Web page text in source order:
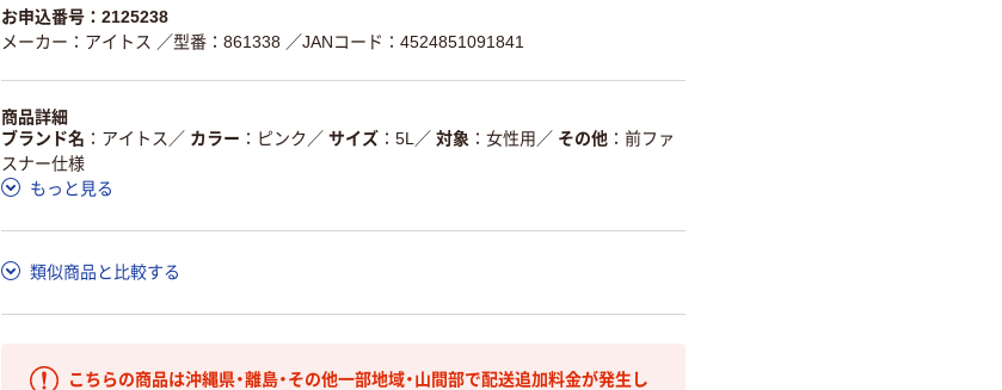
お申込番号：2125238
メーカー：アイトス ／型番：861338 ／JANコード：4524851091841
商品詳細
ブランド名
アイトス ／ カラー ピンク ／ サイズ 5L ／ 対象 女性用 ／ その他
前ファ
スナー仕様
もっと見る
類似商品と比較する
こちらの商品は沖縄県・離島・その他一部地域・山間部で配送追加料金が発生し